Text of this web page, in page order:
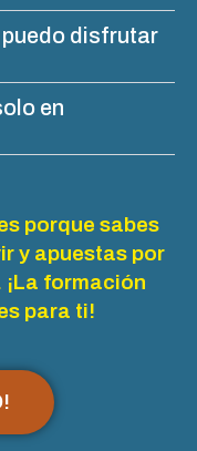
disfrutar
en
porque sabes
y apuestas por
formación
para ti!